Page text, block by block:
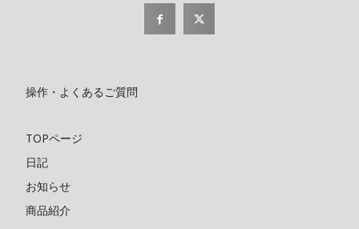
操作・よくあるご質問
TOPページ
日記
お知らせ
商品紹介